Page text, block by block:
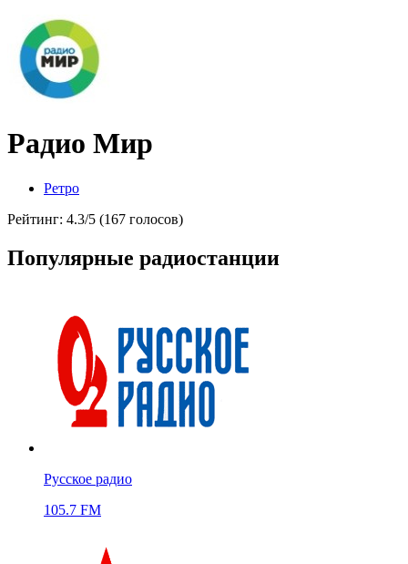
Радио Мир
Ретро
Рейтинг: 4.3/5 (167 голосов)
Популярные радиостанции
Русское радио
105.7 FM